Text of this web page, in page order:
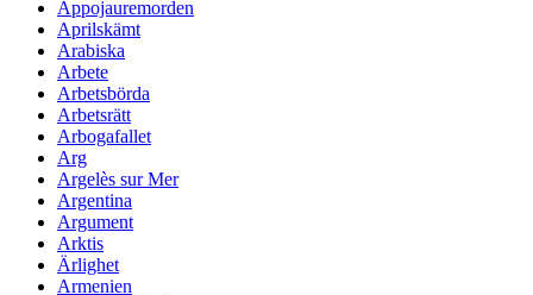
Appojauremorden
Aprilskämt
Arabiska
Arbete
Arbetsbörda
Arbetsrätt
Arbogafallet
Arg
Argelès sur Mer
Argentina
Argument
Arktis
Ärlighet
Armenien